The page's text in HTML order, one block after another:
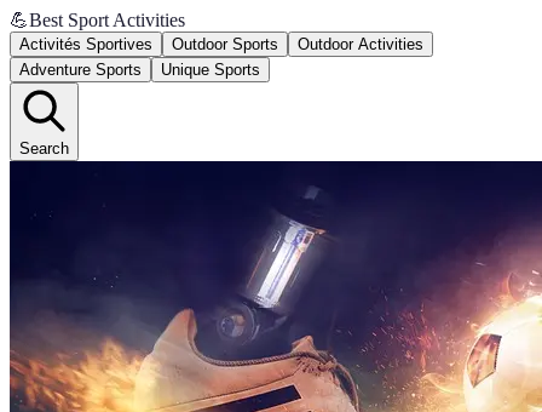
💪Best Sport Activities
Activités Sportives Outdoor Sports
Outdoor Activities
Adventure Sports
Unique Sports
Search